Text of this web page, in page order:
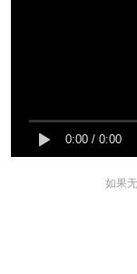
0:00/ 0:00
如果